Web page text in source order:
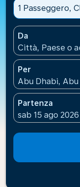
1 Passeggero,
Da
Città, Paese o
Per
Abu Dhabi,
Partenza
fc-booking-
sab 15 ago 2026